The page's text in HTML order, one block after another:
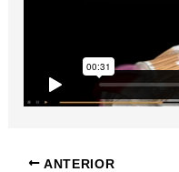
ANTERIOR